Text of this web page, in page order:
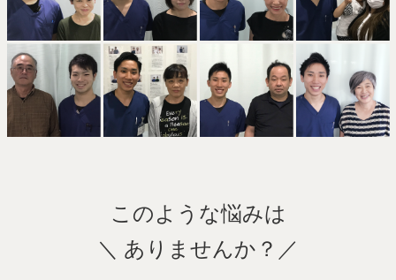
このような悩みは
＼ ありませんか？／